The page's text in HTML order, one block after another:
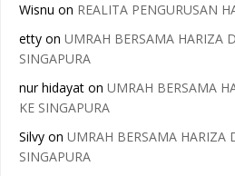
Wisnu on REALITA PENGURUSAN
etty on UMRAH BERSAMA HARIZA
SINGAPURA
nur hidayat on UMRAH BERSAMA
KE SINGAPURA
Silvy on UMRAH BERSAMA HARIZA
SINGAPURA